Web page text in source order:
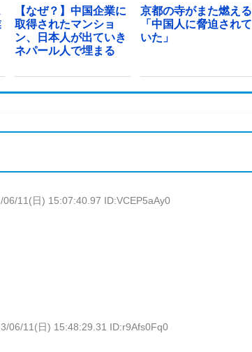
【なぜ？】中国企業に
取得されたマンショ
ン、日本人が出ていき
ネパール人で埋まる
京都の寺がまた燃える
「中国人に脅迫されて
いた」
06/11(日) 15:07:40.97 ID:VCEP5aAy0
06/11(日) 15:48:29.31 ID:r9Afs0Fq0